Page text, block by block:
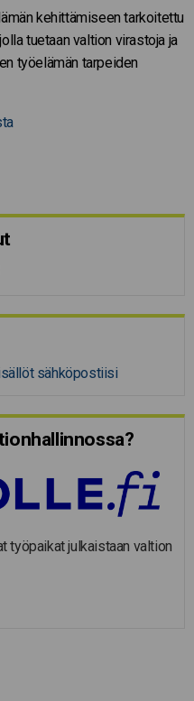
kehittämiseen tarkoitettu
tuetaan valtion virastoja ja
työelämän tarpeiden
sähköpostiisi
työpaikat julkaistaan valtion